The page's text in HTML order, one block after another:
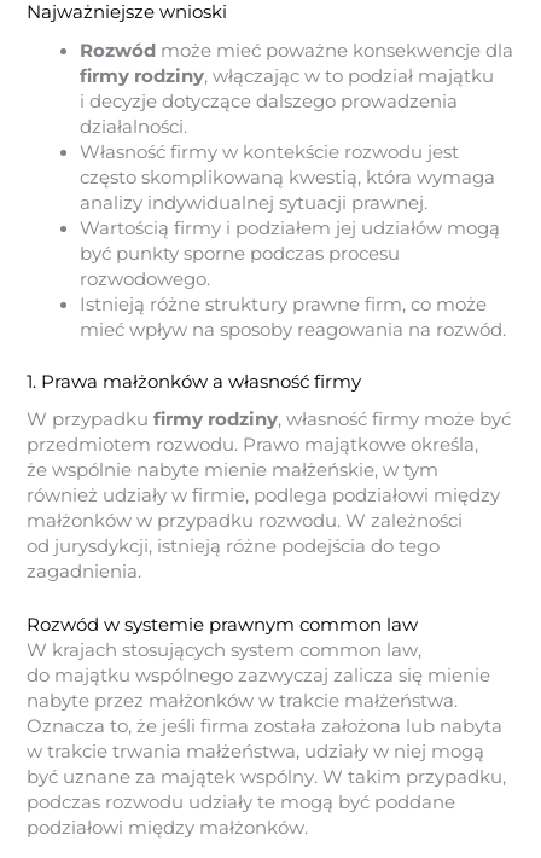
Najważniejsze wnioski
Rozwód może mieć poważne konsekwencje dla
firmy rodziny, włączając w to podział majątku
i decyzje dotyczące dalszego prowadzenia
działalności.
Własność firmy w kontekście rozwodu jest
często skomplikowaną kwestią, która wymaga
analizy indywidualnej sytuacji prawnej.
Wartością firmy i podziałem jej udziałów mogą
być punkty sporne podczas procesu
rozwodowego.
Istnieją różne struktury prawne firm, co może
mieć wpływ na sposoby reagowania na rozwód.
1. Prawa małżonków a własność firmy
W przypadkufirmy rodziny, własność firmy może być
przedmiotem rozwodu. Prawo majątkowe określa,
że wspólnie nabyte mienie małżeńskie, w tym
również udziały w firmie, podlega podziałowi między
małżonków w przypadku rozwodu. W zależności
od jurysdykcji, istnieją różne podejścia do tego
zagadnienia.
Rozwód w systemie prawnym common law
W krajach stosujących system common law,
do majątku wspólnego zazwyczaj zalicza się mienie
nabyte przez małżonków w trakcie małżeństwa.
Oznacza to, że jeśli firma została założona lub nabyta
w trakcie trwania małżeństwa, udziały w niej mogą
być uznane za majątek wspólny. W takim przypadku,
podczas rozwodu udziały te mogą być poddane
podziałowi między małżonków.